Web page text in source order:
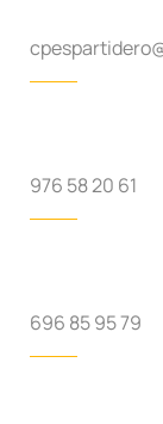
976 58 20 61
696 85 95 79